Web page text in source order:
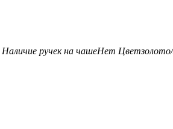
Наличие ручек на чашеНет Цвет